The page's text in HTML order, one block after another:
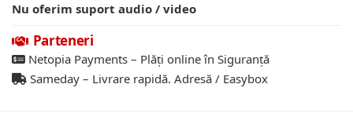
Nu oferim suport audio / video
Parteneri
Netopia Payments – Plăți online în Siguranță
Sameday – Livrare rapidă. Adresă / Easybox